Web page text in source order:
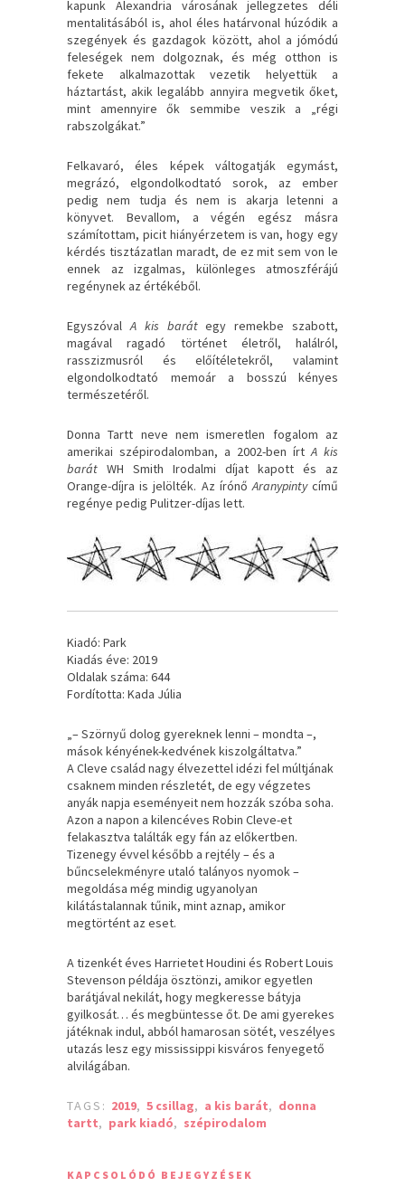
kapunk Alexandria városának jellegzetes déli
mentalitásából is, ahol éles határvonal húzódik a
szegények és gazdagok között, ahol a jómódú
feleségek nem dolgoznak, és még otthon is
fekete alkalmazottak vezetik helyettük a
háztartást, akik legalább annyira megvetik őket,
mint amennyire ők semmibe veszik a „régi
rabszolgákat.”
Felkavaró, éles képek váltogatják egymást,
megrázó, elgondolkodtató sorok, az ember
pedig nem tudja és nem is akarja letenni a
könyvet. Bevallom, a végén egész másra
számítottam, picit hiányérzetem is van, hogy egy
kérdés tisztázatlan maradt, de ez mit sem von le
ennek az izgalmas, különleges atmoszférájú
regénynek az értékéből.
EgyszóvalA kis barátegy remekbe szabott,
magával ragadó történet életről, halálról,
rasszizmusról és előítéletekről, valamint
elgondolkodtató memoár a bosszú kényes
természetéről.
Donna Tartt neve nem ismeretlen fogalom az
amerikai szépirodalomban, a 2002-ben írtA kis
barát WH Smith Irodalmi díjat kapott és az
Orange-díjra is jelölték. Az írónőAranypintycímű
regénye pedig Pulitzer-díjas lett.
Kiadó: Park
Kiadás éve: 2019
Oldalak száma: 644
Fordította: Kada Júlia
„– Szörnyű dolog gyereknek lenni – mondta –,
mások kényének-kedvének kiszolgáltatva.”
A Cleve család nagy élvezettel idézi fel múltjának
csaknem minden részletét, de egy végzetes
anyák napja eseményeit nem hozzák szóba soha.
Azon a napon a kilencéves Robin Cleve-et
felakasztva találták egy fán az előkertben.
Tizenegy évvel később a rejtély – és a
bűncselekményre utaló talányos nyomok –
megoldása még mindig ugyanolyan
kilátástalannak tűnik, mint aznap, amikor
megtörtént az eset.
A tizenkét éves Harrietet Houdini és Robert Louis
Stevenson példája ösztönzi, amikor egyetlen
barátjával nekilát, hogy megkeresse bátyja
gyilkosát… és megbüntesse őt. De ami gyerekes
játéknak indul, abból hamarosan sötét, veszélyes
utazás lesz egy mississippi kisváros fenyegető
alvilágában.
TAGS: 2019, 5 csillag, a kis barát, donna
tartt, park kiadó, szépirodalom
KAPCSOLÓDÓ BEJEGYZÉSEK